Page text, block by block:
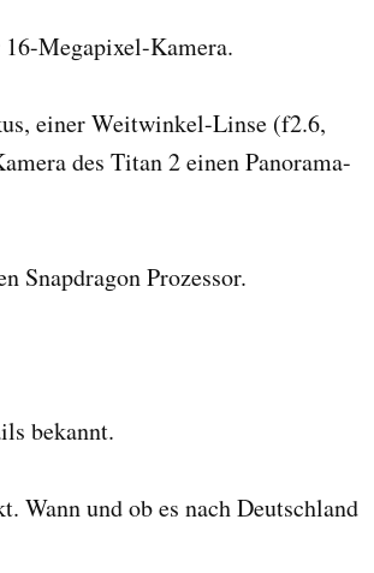
Megapixel-Kamera.
einer Weitwinkel-Linse (f2.6,
des Titan 2 einen Panorama-
Snapdragon Prozessor.
bekannt.
Wann und ob es nach Deutschland